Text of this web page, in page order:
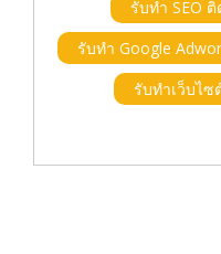
รับทำ SEO
รับทำ Google
รับทำเว็บไซ